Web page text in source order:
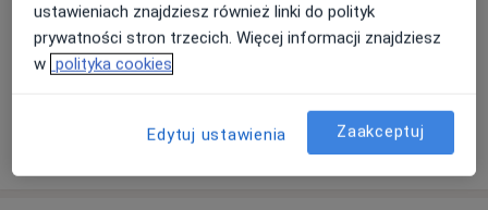
Powiększ mapę
Przychodnia Specjalistyczna - Centrum Diagnostyczne
Fredry 9, 35-005 Rzeszów
ustawieniach znajdziesz również linki do polityk
prywatności stron trzecich. Więcej informacji znajdziesz
w polityka cookies
Edytuj ustawienia Zaakceptuj